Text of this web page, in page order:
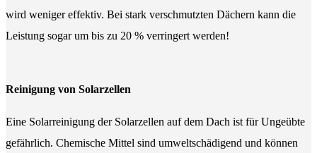
wird weniger effektiv. Bei stark verschmutzten Dächern kann die
Leistung sogar um bis zu 20 % verringert werden!
Reinigung von Solarzellen
Eine Solarreinigung der Solarzellen auf dem Dach ist für Ungeübte
gefährlich. Chemische Mittel sind umweltschädigend und können